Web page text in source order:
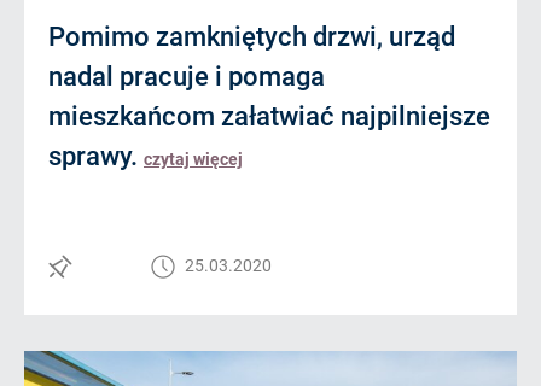
Pomimo zamkniętych drzwi, urząd
nadal pracuje i pomaga
mieszkańcom załatwiać najpilniejsze
sprawy. czytaj więcej
25.03.2020